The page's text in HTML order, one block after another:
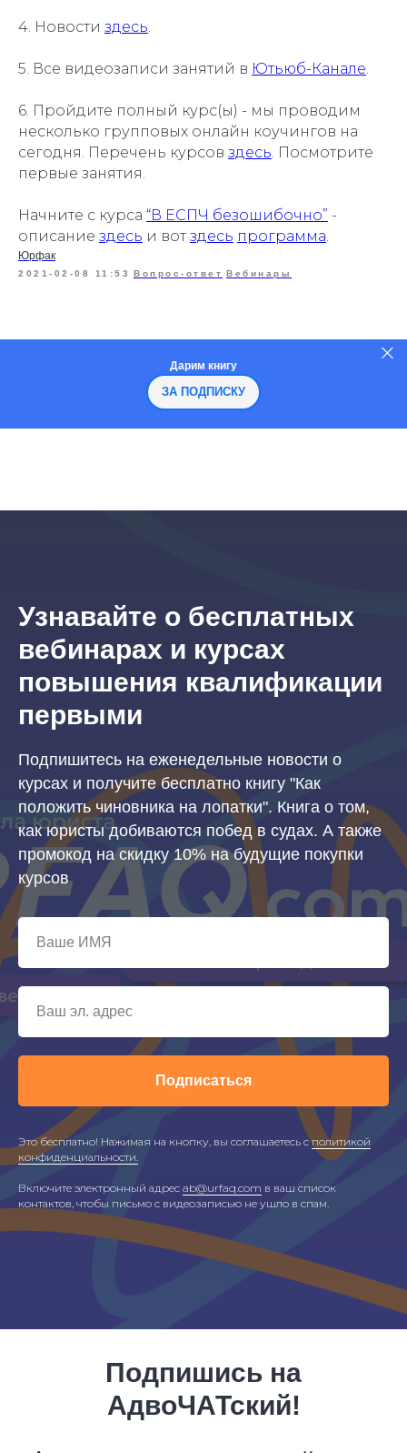
4. Новости здесь.
5. Все видеозаписи занятий в Ютьюб-Канале.
6. Пройдите полный курс(ы) - мы проводим
несколько групповых онлайн коучингов на
сегодня. Перечень курсов здесь. Посмотрите
первые занятия.
Начните с курса “В ЕСПЧ безошибочно” -
описание здесь и вотздесь программа.
Юрфак
2021-02-08 11:53 Вопрос-ответ Вебинары
Дарим книгу
ЗА ПОДПИСКУ
Узнавайте о бесплатных
вебинарах и курсах
повышения квалификации
первыми
Подпишитесь на еженедельные новости о
курсах и получите бесплатно книгу "Как
положить чиновника на лопатки". Книга о том,
как юристы добиваются побед в судах. А также
промокод на скидку 10% на будущие покупки
курсов
Подписаться
Это бесплатно! Нажимая на кнопку, вы соглашаетесь сполитикой
конфиденциальности.
Включите электронный адрес ab@urfaq.com в ваш список
контактов, чтобы письмо с видеозаписью не ушло в спам.
Подпишись на
АдвоЧАТский!